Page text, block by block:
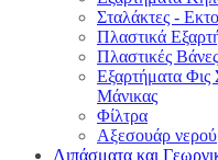
Σταλάκτες -
Πλαστικά
Πλαστικές
Εξαρτήματα Φις
Μάνικας
Φίλτρα
Αξεσουάρ νερού
Λιπάσματα και